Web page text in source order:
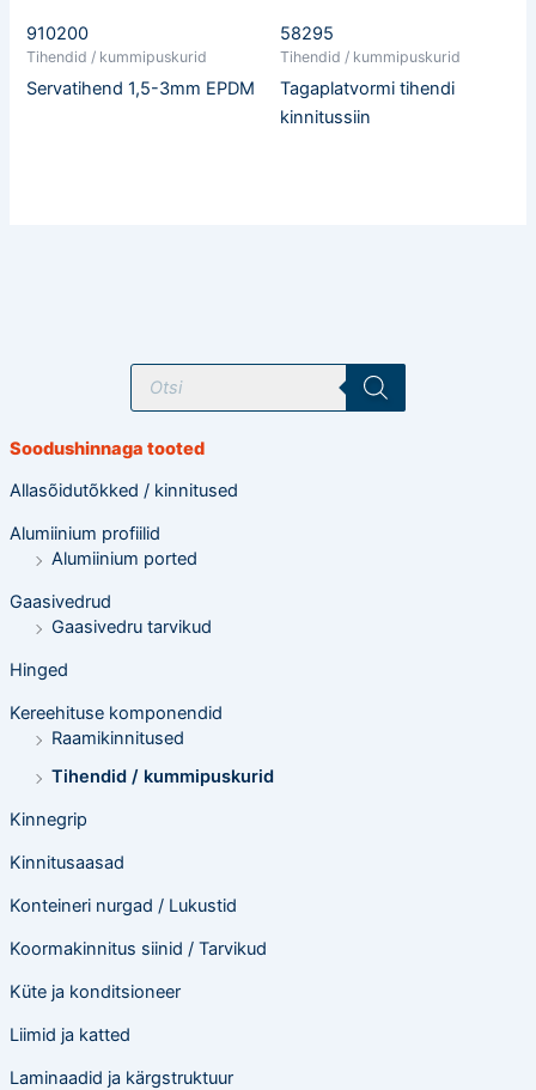
T
o
t
o
t
s
i
n
g
Soodushinnaga tooted
Allasõidutõkked / kinnitused
Alumiinium profiilid
Alumiinium ported
Gaasivedrud
Gaasivedru tarvikud
Hinged
Kereehituse komponendid
Raamikinnitused
Tihendid / kummipuskurid
Kinnegrip
Kinnitusaasad
Konteineri nurgad / Lukustid
Koormakinnitus siinid / Tarvikud
Küte ja konditsioneer
Liimid ja katted
Laminaadid ja kärgstruktuur
910200
Tihendid / kummipuskurid
Servatihend 1,5-3mm EPDM
58295
Tihendid / kummipuskurid
Tagaplatvormi tihendi
kinnitussiin